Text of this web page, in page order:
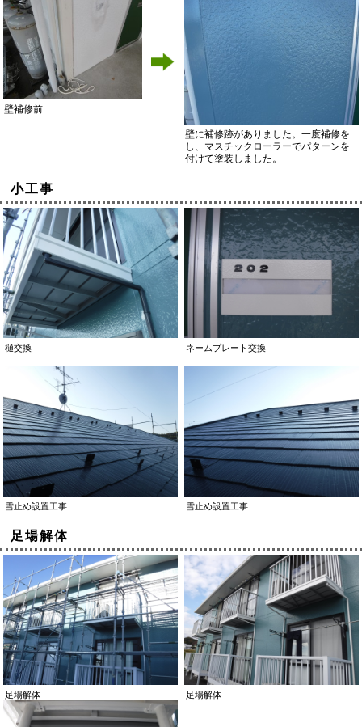
壁補修前
壁に補修跡がありました。一度補修を
し、マスチックローラーでパターンを
付けて塗装しました。
小工事
樋交換 ネームプレート交換
雪止め設置工事 雪止め設置工事
足場解体
足場解体 足場解体